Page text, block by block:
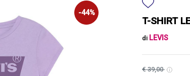
-44%
T-SHIRT
di LEVIS
€ 39,00